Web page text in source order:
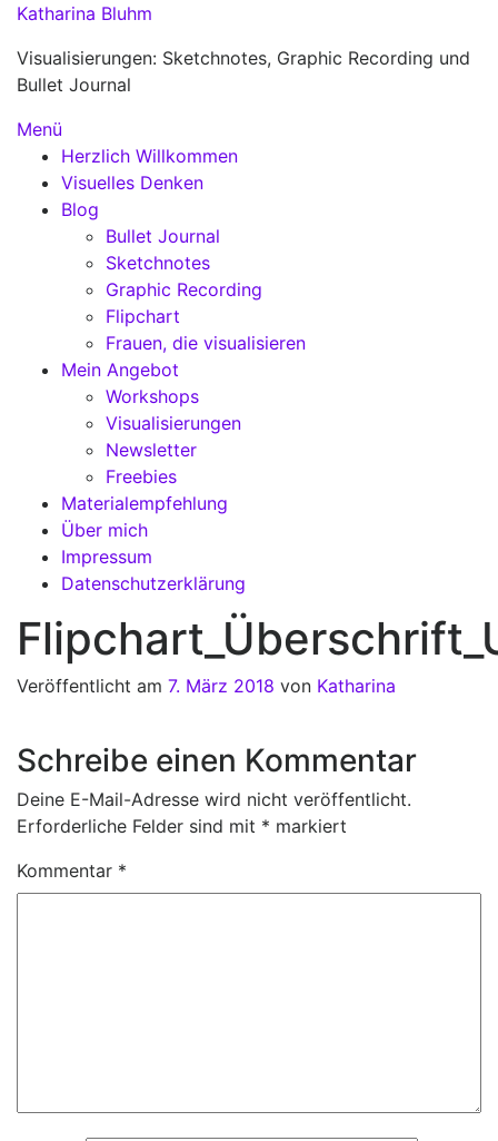
Zum
springen
Katharina Bluhm
Visualisierungen: Sketchnotes, Graphic Recording und
Bullet Journal
Menü
Herzlich Willkommen
Visuelles Denken
Blog
Bullet Journal
Sketchnotes
Graphic Recording
Flipchart
Frauen, die visualisieren
Mein Angebot
Workshops
Visualisierungen
Newsletter
Freebies
Materialempfehlung
Über mich
Impressum
Datenschutzerklärung
Veröffentlicht am 7. März 2018 von Katharina
Schreibe einen Kommentar
Deine E-Mail-Adresse wird nicht veröffentlicht.
Erforderliche Felder sind mit * markiert
Kommentar *